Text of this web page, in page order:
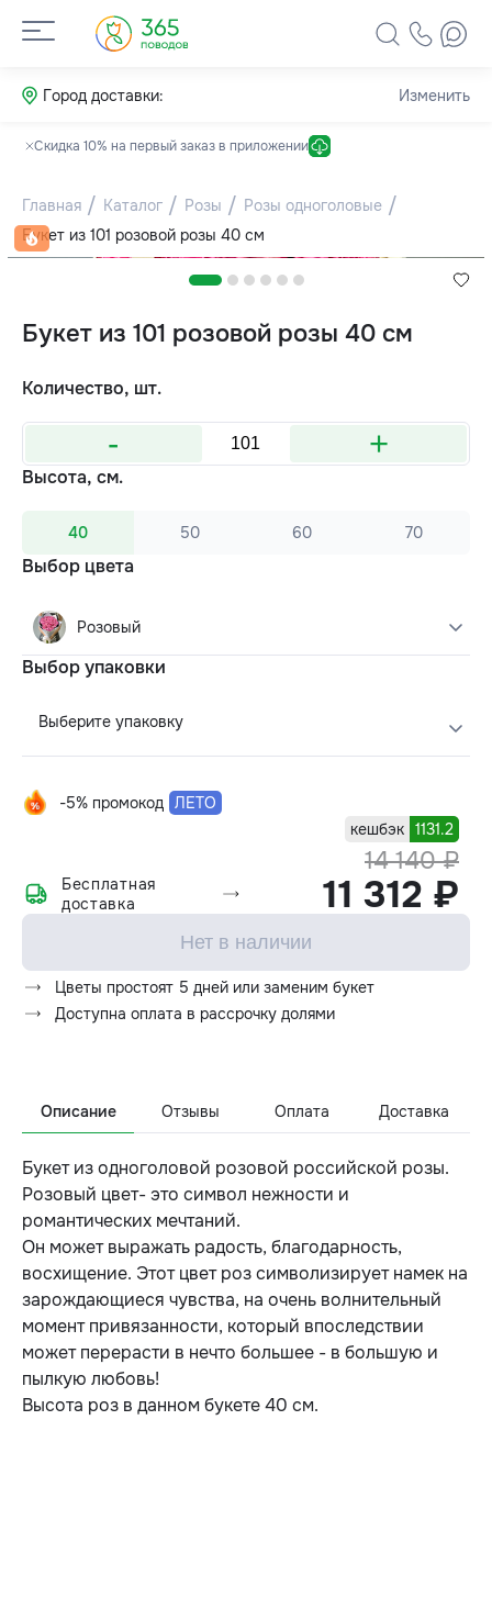
Город доставки: Изменить
Скидка 10% на первый заказ в приложении
Главная Каталог Розы
Розы одноголовые
Букет из 101 розовой розы 40 см
Букет из 101 розовой розы 40 см
Количество, шт.
- +
Высота, см.
40 50 60 70
Выбор цвета
Розовый
Выбор упаковки
Выберите упаковку
-5% промокод ЛЕТО
кешбэк 1131.2
14 140 ₽
11 312 ₽
Бесплатная
доставка
Нет в наличии
Цветы простоят 5 дней или заменим букет
Доступна оплата в рассрочку долями
Описание Отзывы Оплата Доставка
Букет из одноголовой розовой российской розы.
Розовый цвет- это символ нежности и
романтических мечтаний.
Он может выражать радость, благодарность,
восхищение. Этот цвет роз символизирует намек на
зарождающиеся чувства, на очень волнительный
момент привязанности, который впоследствии
может перерасти в нечто большее - в большую и
пылкую любовь!
Высота роз в данном букете 40 см.